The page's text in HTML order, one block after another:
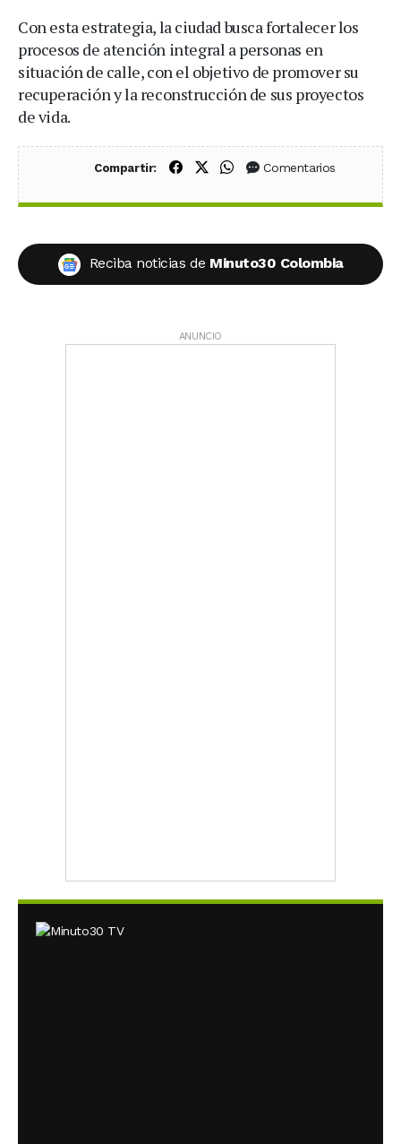
Con esta estrategia, la ciudad busca fortalecer los
procesos de atención integral a personas en
situación de calle, con el objetivo de promover su
recuperación y la reconstrucción de sus proyectos
de vida.
Compartir: Compartir en Facebook
Compartir en X (Twitter)
Compartir en WhatsApp
Comentarios
Reciba noticias de Minuto30 Colombia
ANUNCIO